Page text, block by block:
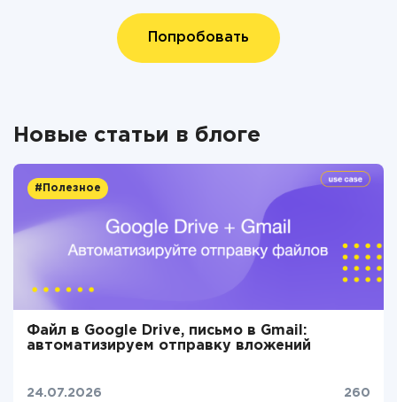
Попробовать
Новые статьи в блоге
#Полезное
Файл в Google Drive, письмо в Gmail:
автоматизируем отправку вложений
24.07.2026 260